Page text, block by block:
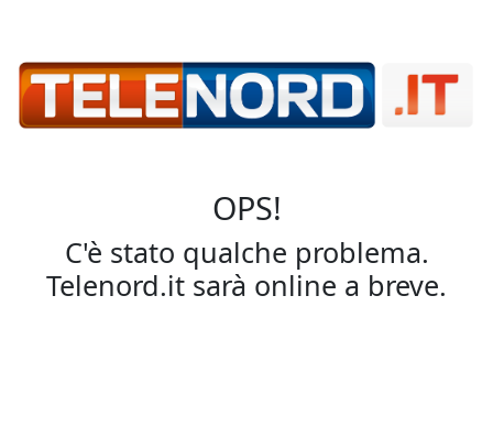
OPS!
C'è stato qualche problema.
Telenord.it sarà online a breve.